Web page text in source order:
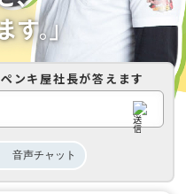
ペンキ屋社長が答えます
音声チャット